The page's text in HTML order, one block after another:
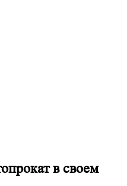
в своем